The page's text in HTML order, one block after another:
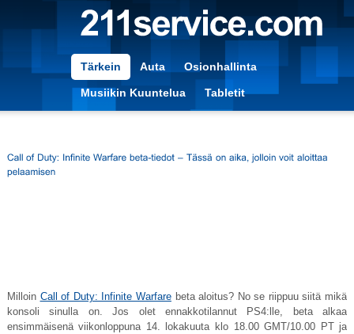
Tärkein Auta Osionhallinta
Musiikin Kuuntelua Tabletit
Milloin Call of Duty: Infinite Warfarebeta aloitus? No se riippuu siitä mikä
konsoli sinulla on. Jos olet ennakkotilannut PS4:lle, beta alkaa
ensimmäisenä viikonloppuna 14. lokakuuta klo 18.00 GMT/10.00 PT ja